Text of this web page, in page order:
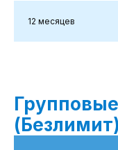
12 месяцев
(Безлимит)